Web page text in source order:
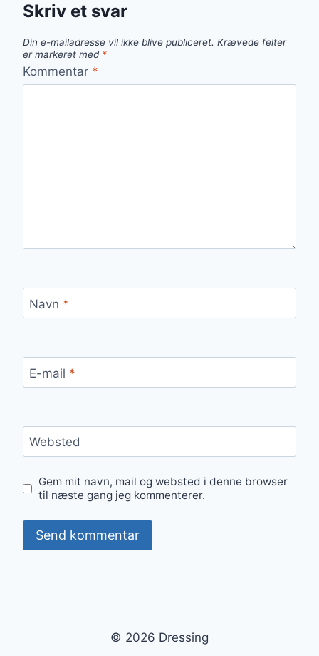
Skriv et svar
Din e-mailadresse vil ikke blive publiceret. Krævede felter
er markeret med *
Kommentar *
Navn *
E-mail *
Websted
Gem mit navn, mail og websted i denne browser
til næste gang jeg kommenterer.
© 2026 Dressing